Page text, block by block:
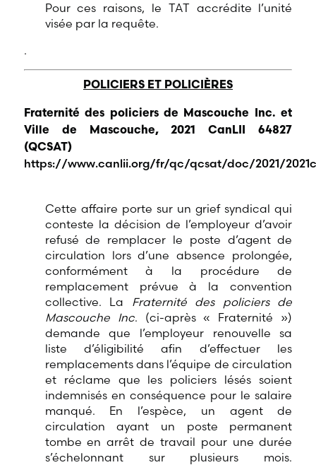
Pour ces raisons, le TAT accrédite l’unité
visée par la requête.
.
POLICIERS ET POLICIÈRES
Fraternité des policiers de Mascouche Inc. et
Ville de Mascouche, 2021 CanLII 64827
(QCSAT)
https://www.canlii.org/fr/qc/qcsat/doc/2021/
Cette affaire porte sur un grief syndical qui
conteste la décision de l’employeur d’avoir
refusé de remplacer le poste d’agent de
circulation lors d’une absence prolongée,
conformément à la procédure de
remplacement prévue à la convention
collective. La Fraternité des policiers de
Mascouche Inc. (ci-après « Fraternité »)
demande que l’employeur renouvelle sa
liste d’éligibilité afin d’effectuer les
remplacements dans l’équipe de circulation
et réclame que les policiers lésés soient
indemnisés en conséquence pour le salaire
manqué. En l’espèce, un agent de
circulation ayant un poste permanent
tombe en arrêt de travail pour une durée
s’échelonnant sur plusieurs mois.